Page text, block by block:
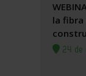
la fibra
24 de